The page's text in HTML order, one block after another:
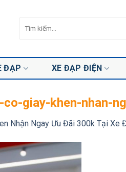
kiếm:
ĐẠP XE ĐẠP ĐIỆN
giay-khen-nhan-
Nhận Ngay Ưu Đãi 300k Tại Xe